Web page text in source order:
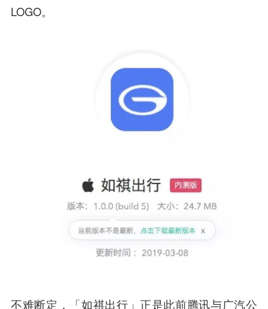
LOGO。
不难断定，「如祺出行 」正是此前腾讯与广汽公